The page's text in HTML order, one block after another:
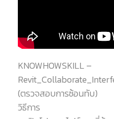
KNOWHOWSKILL –
(ตรวจสอบการซ้อนทับ)
วิธีการ